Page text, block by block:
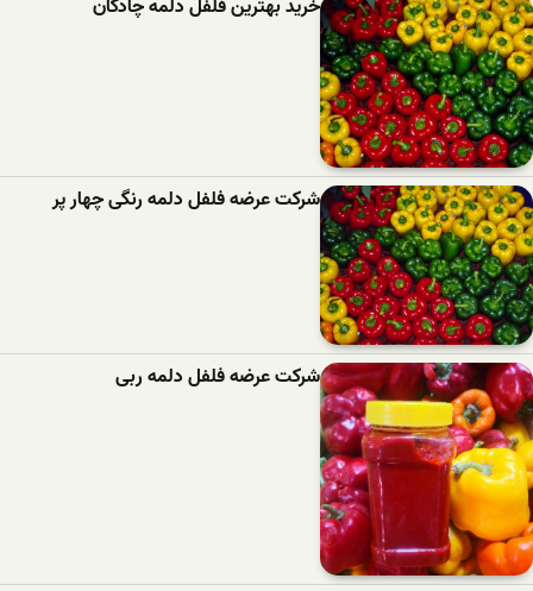
خرید بهترین فلفل دلمه‌ چادگان
شرکت عرضه فلفل دلمه رنگی چهار پر
شرکت عرضه فلفل دلمه ربی